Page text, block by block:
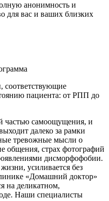
анонимность и
для вас и ваших близких
соответствующие
пациента: от РПП до
частью самоощущения, и
далеко за рамки
тревожные мысли о
общения, страх фотографий
дисморфофобии.
усиливается без
«Домашний доктор»
на деликатном,
Наши специалисты